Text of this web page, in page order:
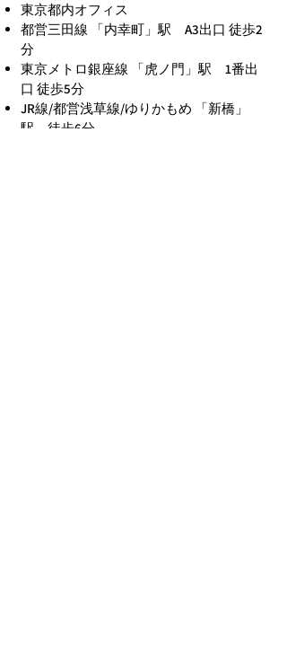
東京都内オフィス
都営三田線 「内幸町」駅 A3出口 徒歩2
分
東京メトロ銀座線 「虎ノ門」駅 1番出
口 徒歩5分
JR線/都営浅草線/ゆりかもめ 「新橋」
駅 徒歩6分